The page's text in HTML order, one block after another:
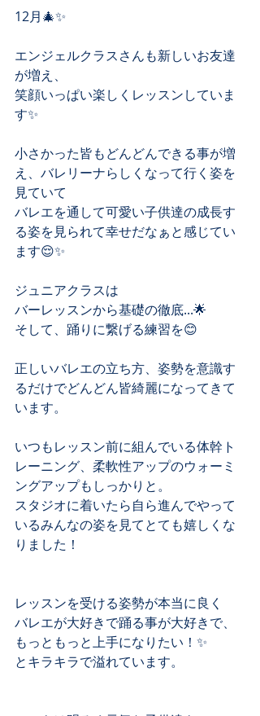
12月🎄✨
エンジェルクラスさんも新しいお友達
が増え、
笑顔いっぱい楽しくレッスンしていま
す✨
小さかった皆もどんどんできる事が増
え、バレリーナらしくなって行く姿を
見ていて
バレエを通して可愛い子供達の成長す
る姿を見られて幸せだなぁと感じてい
ます😌✨
ジュニアクラスは
バーレッスンから基礎の徹底...🌟
そして、踊りに繋げる練習を😊
正しいバレエの立ち方、姿勢を意識す
るだけでどんどん皆綺麗になってきて
います。
いつもレッスン前に組んでいる体幹ト
レーニング、柔軟性アップのウォーミ
ングアップもしっかりと。
スタジオに着いたら自ら進んでやって
いるみんなの姿を見てとても嬉しくな
りました！
レッスンを受ける姿勢が本当に良く
バレエが大好きで踊る事が大好きで、
もっともっと上手になりたい！✨
とキラキラで溢れています。